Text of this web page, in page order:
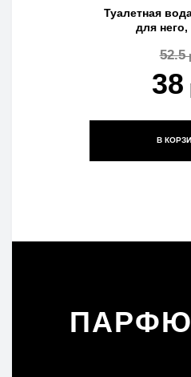
Туалетная
для
52.5
38
В